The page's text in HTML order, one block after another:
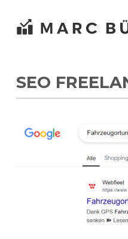
Inhalt
springen
SEO